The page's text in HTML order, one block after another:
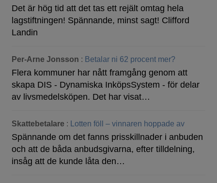
Det är hög tid att det tas ett rejält omtag hela
lagstiftningen! Spännande, minst sagt! Clifford
Landin
Per-Arne Jonsson : Betalar ni 62 procent mer?
Flera kommuner har nått framgång genom att
skapa DIS - Dynamiska InköpsSystem - för delar
av livsmedelsköpen. Det har visat…
Skattebetalare : Lotten föll – vinnaren hoppade av
Spännande om det fanns prisskillnader i anbuden
och att de båda anbudsgivarna, efter tilldelning,
insåg att de kunde låta den…